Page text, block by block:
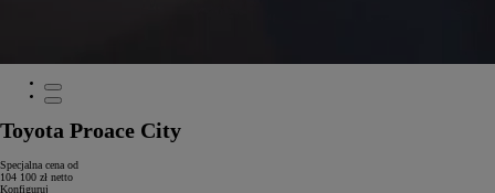
Toyota Proace City
Specjalna cena od
104 100 zł netto
Konfiguruj